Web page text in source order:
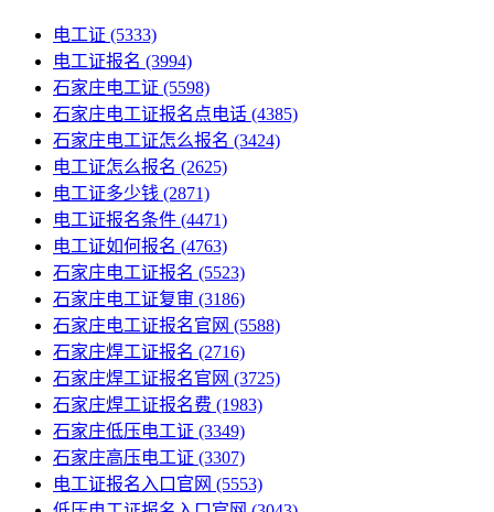
电工证 (5333)
电工证报名 (3994)
石家庄电工证 (5598)
石家庄电工证报名点电话 (4385)
石家庄电工证怎么报名 (3424)
电工证怎么报名 (2625)
电工证多少钱 (2871)
电工证报名条件 (4471)
电工证如何报名 (4763)
石家庄电工证报名 (5523)
石家庄电工证复审 (3186)
石家庄电工证报名官网 (5588)
石家庄焊工证报名 (2716)
石家庄焊工证报名官网 (3725)
石家庄焊工证报名费 (1983)
石家庄低压电工证 (3349)
石家庄高压电工证 (3307)
电工证报名入口官网 (5553)